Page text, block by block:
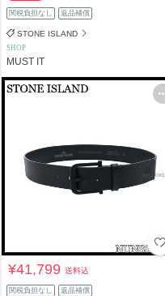
関税負担なし 返品補償
STONE ISLAND
SHOP
MUST IT
¥41,799送料込
関税負担なし 返品補償